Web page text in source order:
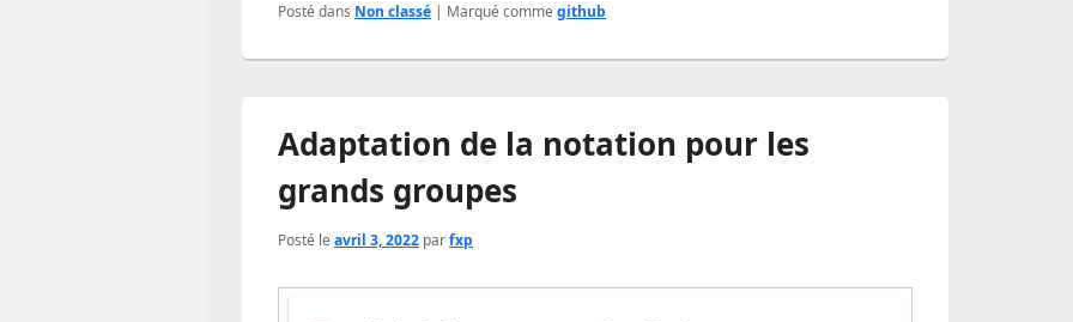
Posté dans Non classé | Marqué comme github
Adaptation de la notation pour les
grands groupes
Posté le avril 3, 2022 parfxp